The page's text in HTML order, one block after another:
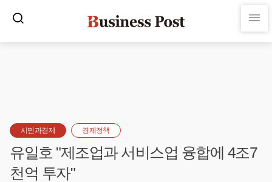
시민과경제 경제정책
유일호 "제조업과 서비스업 융합에 4조7
천억 투자"